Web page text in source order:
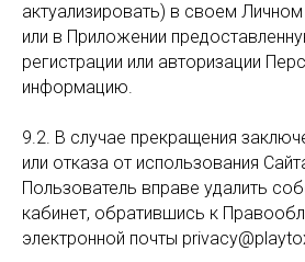
актуализировать) в своем Личном
или в Приложении
регистрации или авторизации
информацию.
9.2. В случае прекращения
или отказа от использования
Пользователь вправе удалить
кабинет, обратившись к
электронной почты